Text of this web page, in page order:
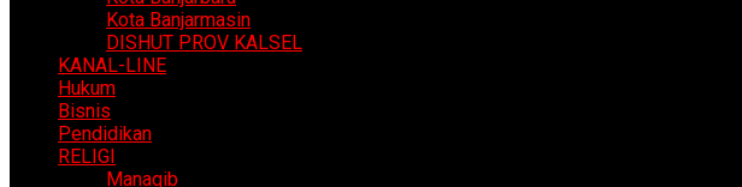
Kota Banjarmasin
DISHUT PROV KALSEL
KANAL-LINE
Hukum
Bisnis
Pendidikan
RELIGI
Manaqib